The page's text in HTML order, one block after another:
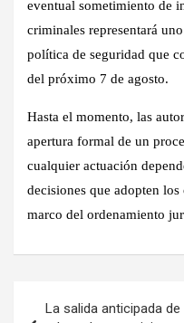
eventual sometimiento de
criminales representará
política de seguridad que
del próximo 7 de agosto.
Hasta el momento, las
apertura formal de un
cualquier actuación
decisiones que adopten
marco del ordenamiento
La salida anticipada